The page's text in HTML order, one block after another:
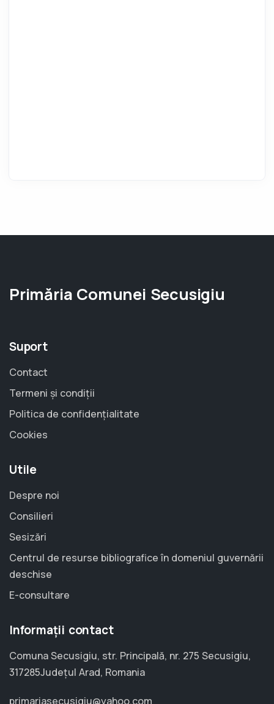
Primăria Comunei Secusigiu
Suport
Contact
Termeni și condiții
Politica de confidențialitate
Cookies
Utile
Despre noi
Consilieri
Sesizări
Centrul de resurse bibliografice în domeniul guvernării
deschise
E-consultare
Informații contact
Comuna Secusigiu, str. Principală, nr. 275 Secusigiu,
317285Județul Arad, Romania
primariasecusigiu@yahoo.com